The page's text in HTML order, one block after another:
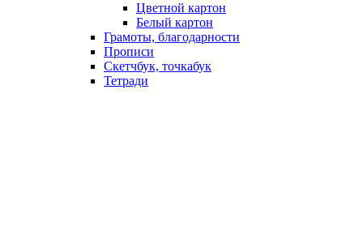
Цветной картон
Белый картон
Грамоты, благодарности
Прописи
Скетчбук, точкабук
Тетради